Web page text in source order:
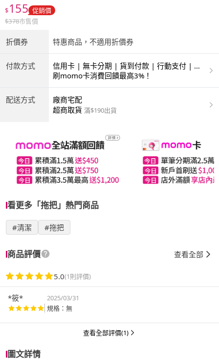
$155 促銷價
$378市售價
折價券 特惠商品，不適用折價券
付款方式
信用卡 | 無卡分期 | 貨到付款 | 行動支付 | 超
商付款 | ATM | 銀聯卡
刷momo卡消費回饋最高3%！
配送方式
廠商宅配
超商取貨 滿$190出貨
看更多「拖把」熱門商品
#清潔 #拖把
商品評價 查看全部
5.0(1則評價)
*筱*
2025/03/31
規格：無
查看全部評價(1)
圖文詳情